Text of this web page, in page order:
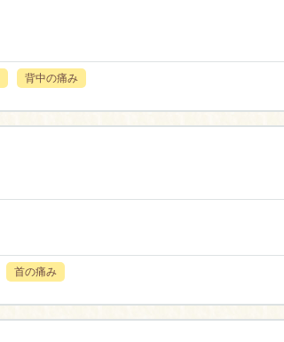
背中の痛み
首の痛み